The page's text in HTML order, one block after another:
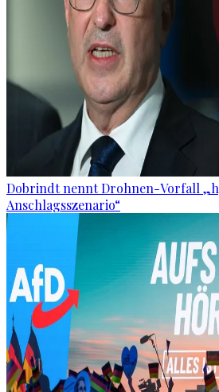
Dobrindt nennt Drohnen-Vorfall
Anschlagsszenario“